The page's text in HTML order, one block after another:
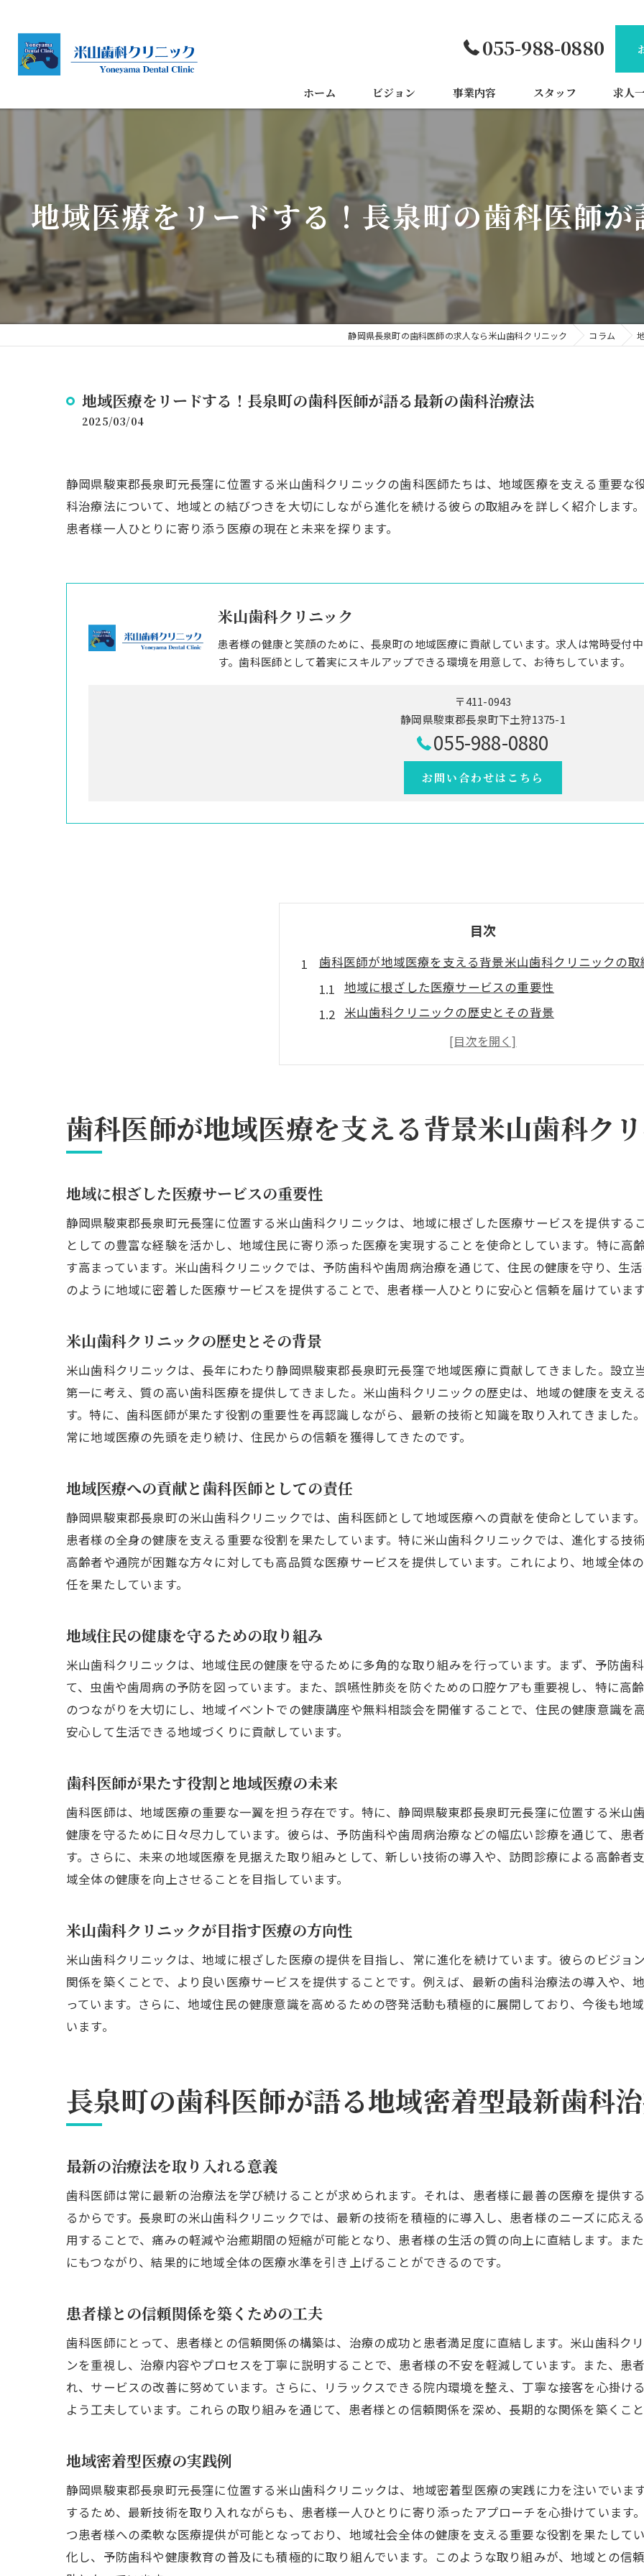
055-988-0880
ホーム ビジョン 事業内容 スタッフ 求人
地域医療をリードする！長泉町の歯科医師
静岡県長泉町の歯科医師の求人なら米山歯科クリニック コラム
地域医療をリードする！長泉町の歯科医師が語る最新の歯科治療法
2025/03/04
静岡県駿東郡長泉町元長窪に位置する米山歯科クリニックの歯科医師たちは、地域医療を支える重要な
科治療法について、地域との結びつきを大切にしながら進化を続ける彼らの取組みを詳しく紹介します
患者様一人ひとりに寄り添う医療の現在と未来を探ります。
米山歯科クリニック
患者様の健康と笑顔のために、長泉町の地域医療に貢献しています。求人は常時受付
す。歯科医師として着実にスキルアップできる環境を用意して、お待ちしています。
〒411-0943
静岡県駿東郡長泉町下土狩1375-1
055-988-0880
お問い合わせはこちら
目次
歯科医師が地域医療を支える背景米山歯科クリニックの取
地域に根ざした医療サービスの重要性
米山歯科クリニックの歴史とその背景
地域医療への貢献と歯科医師としての責任
地域住民の健康を守るための取り組み
米山歯科クリニックが目指す医療の方向性
長泉町の歯科医師が語る地域密着型最新歯科治療法
地域密着型医療の実践例
長泉町でのインプラント治療の最新動向
予防歯科の重要性とその効果
患者様に寄り添う医療サービスの実現
長泉町の医療サービスの変遷
歯科医師の経験が地域医療に与える影響
医療サービスの進化に必要な要素
地域医療の未来を見据えた取り組み
患者様に寄り添う歯科医師の考え方長泉町からのレポート
患者様の声を大切にする医療
患者様第一の治療方針
歯科医師としての使命と患者様への貢献
歯科医師の視点で見る長泉町地域医療の未来
地域医療の未来像とその実現手段
歯科医師が考える今後の医療課題
未来を見据えた地域医療の展望
米山歯科クリニックが提供する最先端の歯科治療技術
最新技術を駆使した治療法の紹介
先端技術を導入する意義と効果
米山歯科クリニックが誇る技術力
治療技術の進化がもたらす患者様の笑顔
医療の質向上に向けた挑戦
地域医療のリーダーとしての役割
地域との結びつきを大切にする歯科医師の役割
地域コミュニティに根ざした医療
地域との連携を強化する取り組み
住民と医療の架け橋となる歯科医師
地域と共に成長する歯科医師の役割
歯科医師が地域医療を支える背景米山歯科ク
地域に根ざした医療サービスの重要性
静岡県駿東郡長泉町元長窪に位置する米山歯科クリニックは、地域に根ざした医療サービスを提供する
としての豊富な経験を活かし、地域住民に寄り添った医療を実現することを使命としています。特に高
す高まっています。米山歯科クリニックでは、予防歯科や歯周病治療を通じて、住民の健康を守り、生
のように地域に密着した医療サービスを提供することで、患者様一人ひとりに安心と信頼を届けていま
米山歯科クリニックの歴史とその背景
米山歯科クリニックは、長年にわたり静岡県駿東郡長泉町元長窪で地域医療に貢献してきました。設
第一に考え、質の高い歯科医療を提供してきました。米山歯科クリニックの歴史は、地域の健康を支え
す。特に、歯科医師が果たす役割の重要性を再認識しながら、最新の技術と知識を取り入れてきました
常に地域医療の先頭を走り続け、住民からの信頼を獲得してきたのです。
地域医療への貢献と歯科医師としての責任
静岡県駿東郡長泉町の米山歯科クリニックでは、歯科医師として地域医療への貢献を使命としています
患者様の全身の健康を支える重要な役割を果たしています。特に米山歯科クリニックでは、進化する技
高齢者や通院が困難な方々に対しても高品質な医療サービスを提供しています。これにより、地域全体
任を果たしています。
地域住民の健康を守るための取り組み
米山歯科クリニックは、地域住民の健康を守るために多角的な取り組みを行っています。まず、予防歯
て、虫歯や歯周病の予防を図っています。また、誤嚥性肺炎を防ぐための口腔ケアも重要視し、特に高
のつながりを大切にし、地域イベントでの健康講座や無料相談会を開催することで、住民の健康意識を
安心して生活できる地域づくりに貢献しています。
歯科医師が果たす役割と地域医療の未来
歯科医師は、地域医療の重要な一翼を担う存在です。特に、静岡県駿東郡長泉町元長窪に位置する米山
健康を守るために日々尽力しています。彼らは、予防歯科や歯周病治療などの幅広い診療を通じて、患
す。さらに、未来の地域医療を見据えた取り組みとして、新しい技術の導入や、訪問診療による高齢者
域全体の健康を向上させることを目指しています。
米山歯科クリニックが目指す医療の方向性
米山歯科クリニックは、地域に根ざした医療の提供を目指し、常に進化を続けています。彼らのビジョ
関係を築くことで、より良い医療サービスを提供することです。例えば、最新の歯科治療法の導入や、
っています。さらに、地域住民の健康意識を高めるための啓発活動も積極的に展開しており、今後も地
います。
長泉町の歯科医師が語る地域密着型最新歯科
最新の治療法を取り入れる意義
歯科医師は常に最新の治療法を学び続けることが求められます。それは、患者様に最善の医療を提供す
るからです。長泉町の米山歯科クリニックでは、最新の技術を積極的に導入し、患者様のニーズに応え
用することで、痛みの軽減や治癒期間の短縮が可能となり、患者様の生活の質の向上に直結します。ま
にもつながり、結果的に地域全体の医療水準を引き上げることができるのです。
患者様との信頼関係を築くための工夫
歯科医師にとって、患者様との信頼関係の構築は、治療の成功と患者満足度に直結します。米山歯科ク
ンを重視し、治療内容やプロセスを丁寧に説明することで、患者様の不安を軽減しています。また、患
れ、サービスの改善に努めています。さらに、リラックスできる院内環境を整え、丁寧な接客を心掛け
よう工夫しています。これらの取り組みを通じて、患者様との信頼関係を深め、長期的な関係を築くこ
地域密着型医療の実践例
静岡県駿東郡長泉町元長窪に位置する米山歯科クリニックは、地域密着型医療の実践に力を注いでいま
するため、最新技術を取り入れながらも、患者様一人ひとりに寄り添ったアプローチを心掛けています
つ患者様への柔軟な医療提供が可能となっており、地域社会全体の健康を支える重要な役割を果たして
化し、予防歯科や健康教育の普及にも積極的に取り組んでいます。このような取り組みが、地域との信